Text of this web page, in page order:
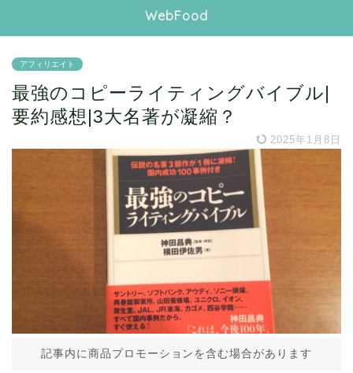
WebFood
アフィリエイト
最強のコピーライティングバイブル|
要約感想|3大名著が凝縮？
2025年1月8日
記事内に商品プロモーションを含む場合があります